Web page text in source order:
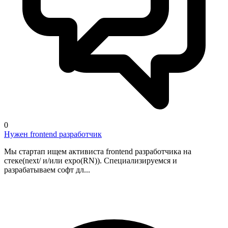
0
Нужен frontend разработчик
Мы стартап ищем активиста frontend разработчика на
стеке(next/ и/или expo(RN)). Специализируемся и
разрабатываем софт дл...